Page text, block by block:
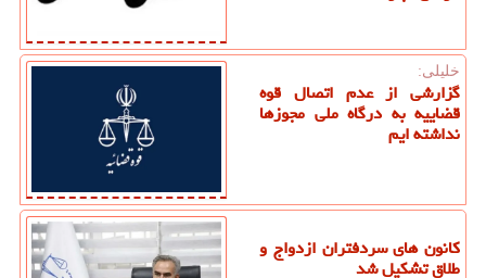
خلیلی:
گزارشی از عدم اتصال قوه
قضاییه به درگاه ملی مجوزها
نداشته ایم
کانون های سردفتران ازدواج و
طلاق تشکیل شد